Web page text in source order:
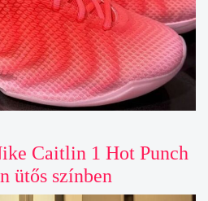
Caitlin 1 Hot Punch
ütős színben